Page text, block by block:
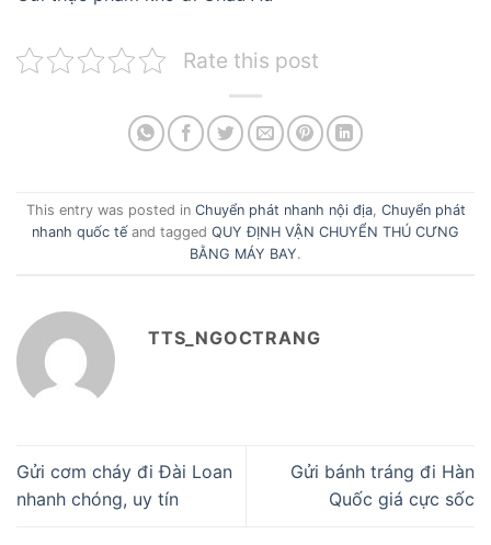
Rate this post
This entry was posted in Chuyển phát nhanh nội địa, Chuyển phát
nhanh quốc tế and tagged QUY ĐỊNH VẬN CHUYỂN THÚ CƯNG
BẰNG MÁY BAY.
TTS_NGOCTRANG
Gửi cơm cháy đi Đài Loan
nhanh chóng, uy tín
Gửi bánh tráng đi Hàn
Quốc giá cực sốc